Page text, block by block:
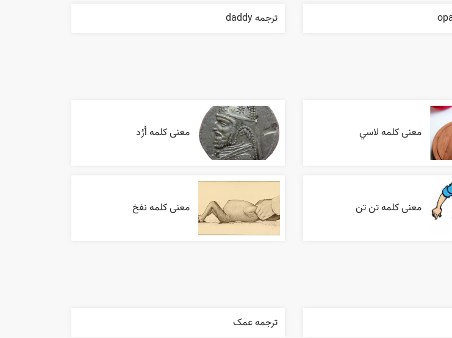
ترجمه daddy
معنی کلمه لاسي معنی کلمه اُرُد
معنی کلمه تن تن معنی کلمه نفخ
ترجمه عمک